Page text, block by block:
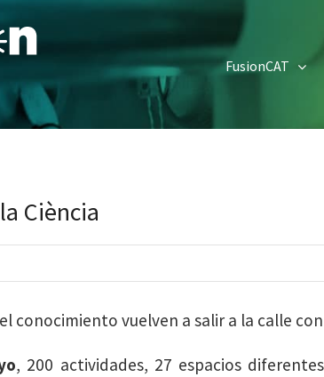
FusionCAT
Ciència
conocimiento vuelven a salir a la calle
, 200 actividades, 27 espacios